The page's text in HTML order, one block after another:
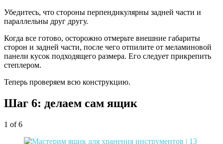
Убедитесь, что стороны перпендикулярны задней части и
параллельны друг другу.
Когда все готово, осторожно отмерьте внешние габариты
сторон и задней части, после чего отпилите от меламиновой
панели кусок подходящего размера. Его следует прикрепить
степлером.
Теперь проверяем всю конструкцию.
Шаг 6: делаем сам ящик
1 of 6